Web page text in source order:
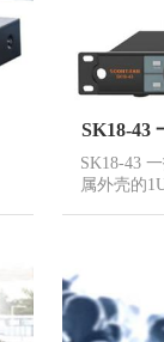
SK18-43
SK18-43
属外壳的